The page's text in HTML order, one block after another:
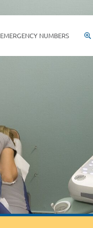
EMERGENCY NUMBERS